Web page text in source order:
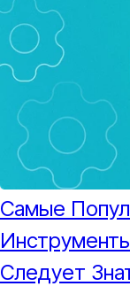
Самые
Следует